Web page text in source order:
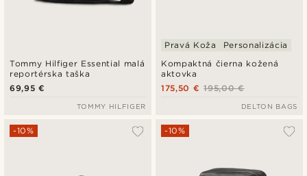
Tommy Hilfiger Essential malá
reportérska taška
69,95 €
TOMMY HILFIGER
Kompaktná čierna kožená
aktovka
Pravá Koža Personalizácia
195,00 €
175,50 €
DELTON BAGS
-10% -10%